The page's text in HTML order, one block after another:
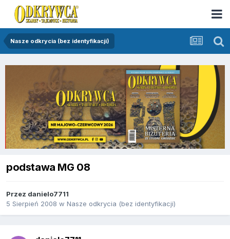
Nasze odkrycia (bez identyfikacji)
podstawa MG 08
Przez danielo7711
5 Sierpień 2008 w Nasze odkrycia (bez identyfikacji)